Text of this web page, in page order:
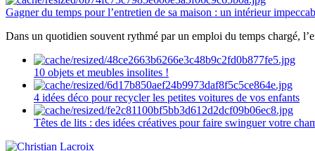
Gagner du temps pour l’entretien de sa maison : un intérieur
Dans un quotidien souvent rythmé par un emploi du temps chargé,
10 objets et meubles insolites !
4 idées déco pour recycler les petites voitures de vos enfants
Têtes de lits : des idées créatives pour faire swinguer votre